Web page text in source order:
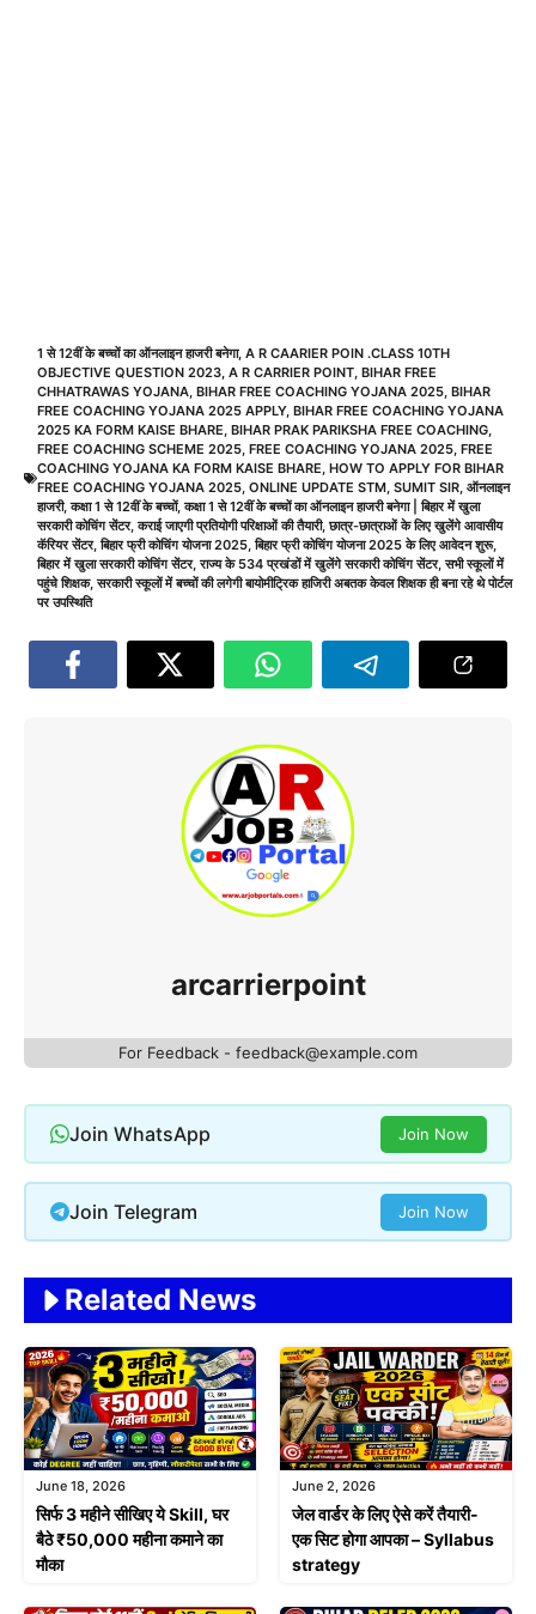
1 से 12वीं के बच्चों का ऑनलाइन हाजरी बनेगा, A R CAARIER POIN .CLASS 10TH
OBJECTIVE QUESTION 2023, A R CARRIER POINT, BIHAR FREE
CHHATRAWAS YOJANA, BIHAR FREE COACHING YOJANA 2025, BIHAR
FREE COACHING YOJANA 2025 APPLY, BIHAR FREE COACHING YOJANA
2025 KA FORM KAISE BHARE, BIHAR PRAK PARIKSHA FREE COACHING,
FREE COACHING SCHEME 2025, FREE COACHING YOJANA 2025, FREE
COACHING YOJANA KA FORM KAISE BHARE, HOW TO APPLY FOR BIHAR
FREE COACHING YOJANA 2025, ONLINE UPDATE STM, SUMIT SIR, ऑनलाइन
हाजरी,कक्षा 1 से 12वीं के बच्चों,कक्षा 1 से 12वीं के बच्चों का ऑनलाइन हाजरी बनेगा | बिहार में खुला
सरकारी कोचिंग सेंटर,कराई जाएगी प्रतियोगी परिक्षाओं की तैयारी,छात्र-छात्राओं के लिए खुलेंगे आवासीय
कॅरियर सेंटर,बिहार फ्री कोचिंग योजना 2025,बिहार फ्री कोचिंग योजना 2025 के लिए आवेदन शुरू,
बिहार में खुला सरकारी कोचिंग सेंटर,राज्य के 534 प्रखंडों में खुलेंगे सरकारी कोचिंग सेंटर,सभी स्कूलों में
पहुंचे शिक्षक,सरकारी स्कूलों में बच्चों की लगेगी बायोमीट्रिक हाजिरी अबतक केवल शिक्षक ही बना रहे थे पोर्टल
पर उपस्थिति
arcarrierpoint
For Feedback - feedback@example.com
Join WhatsApp Join Now
Join Telegram Join Now
Related News
June 18, 2026
सिर्फ 3 महीने सीखिए ये Skill, घर
बैठे ₹50,000 महीना कमाने का
मौका
June 2, 2026
जेल वार्डर के लिए ऐसे करें तैयारी-
एक सिट होगा आपका – Syllabus
strategy